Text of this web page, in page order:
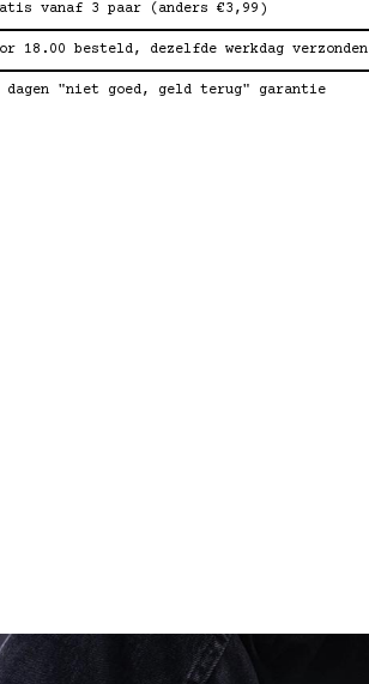
vanaf 3 paar (anders €3,99)
18.00 besteld, dezelfde werkdag verzonden
dagen "niet goed, geld terug" garantie